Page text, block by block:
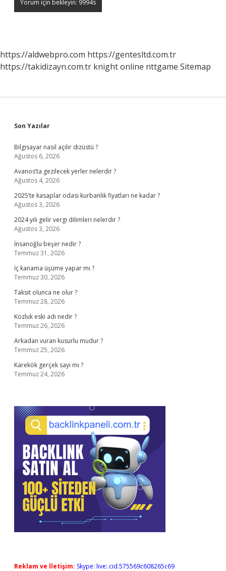
https://aldwebpro.com https://gentesltd.com.tr
https://takidizayn.com.tr knight online nttgame Sitemap
Sidebar
Son Yazılar
Bilgisayar nasıl açılır dizüstü ?
Ağustos 6, 2026
Avanos’ta gezilecek yerler nelerdir ?
Ağustos 4, 2026
2025’te kasaplar odası kurbanlık fiyatları ne kadar ?
Ağustos 3, 2026
2024 yılı gelir vergi dilimleri nelerdir ?
Ağustos 3, 2026
İnsanoğlu beşer nedir ?
Temmuz 31, 2026
İç kanama üşüme yapar mı ?
Temmuz 30, 2026
Taksit olunca ne olur ?
Temmuz 28, 2026
Kozluk eski adı nedir ?
Temmuz 26, 2026
Arkadan vuran kusurlu mudur ?
Temmuz 25, 2026
Karekök gerçek sayı mı ?
Temmuz 24, 2026
Reklam ve İletişim: Skype: live:.cid.575569c608265c69